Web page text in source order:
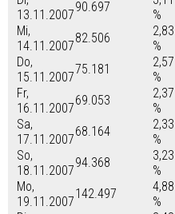
13.11.2007
90.697
%
Mi,
14.11.2007
82.506
2,83
%
Do,
15.11.2007
75.181
2,57
%
Fr,
16.11.2007
69.053
2,37
%
Sa,
17.11.2007
68.164
2,33
%
So,
18.11.2007
94.368
3,23
%
Mo,
19.11.2007
142.497
4,88
%